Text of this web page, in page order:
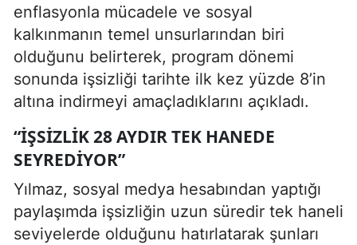
enflasyonla mücadele ve sosyal
kalkınmanın temel unsurlarından biri
olduğunu belirterek, program dönemi
sonunda işsizliği tarihte ilk kez yüzde 8’in
altına indirmeyi amaçladıklarını açıkladı.
“İŞSIZLIK 28 AYDIR TEK HANEDE
SEYREDIYOR”
Yılmaz, sosyal medya hesabından yaptığı
paylaşımda işsizliğin uzun süredir tek haneli
seviyelerde olduğunu hatırlatarak şunları